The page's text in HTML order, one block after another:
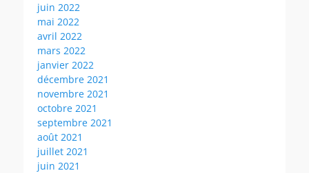
juin 2022
mai 2022
avril 2022
mars 2022
janvier 2022
décembre 2021
novembre 2021
octobre 2021
septembre 2021
août 2021
juillet 2021
juin 2021